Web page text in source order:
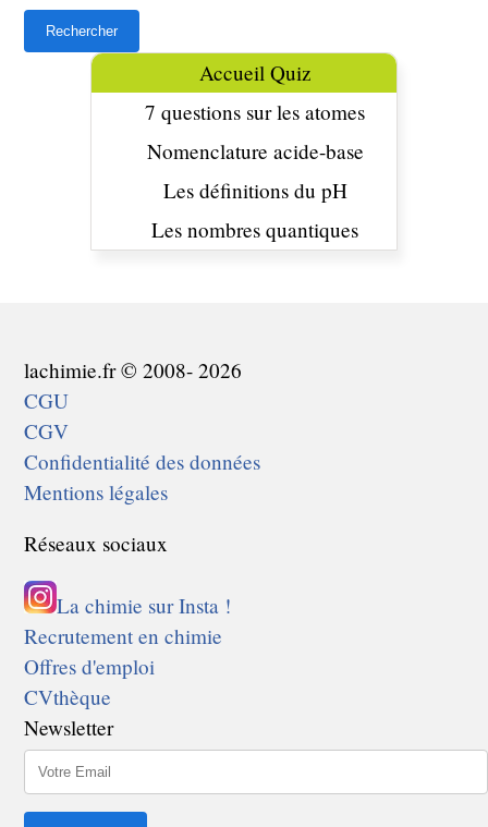
Accueil Quiz
7 questions sur les atomes
Nomenclature acide-base
Les définitions du pH
Les nombres quantiques
lachimie.fr © 2008- 2026
CGU
CGV
Confidentialité des données
Mentions légales
Réseaux sociaux
La chimie sur Insta !
Recrutement en chimie
Offres d'emploi
CVthèque
Newsletter